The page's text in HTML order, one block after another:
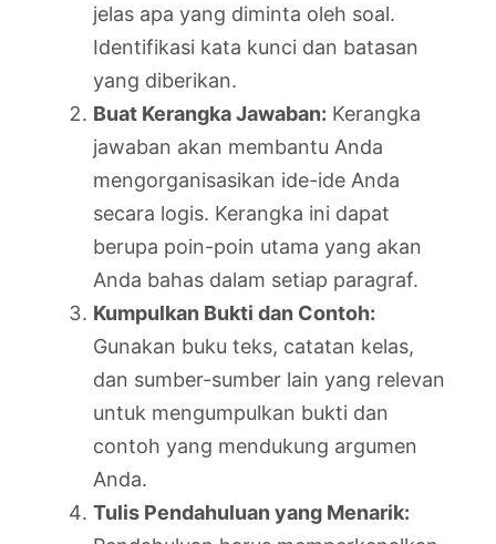
jelas apa yang diminta oleh soal.
Identifikasi kata kunci dan batasan
yang diberikan.
Buat Kerangka Jawaban: Kerangka
jawaban akan membantu Anda
mengorganisasikan ide-ide Anda
secara logis. Kerangka ini dapat
berupa poin-poin utama yang akan
Anda bahas dalam setiap paragraf.
Kumpulkan Bukti dan Contoh:
Gunakan buku teks, catatan kelas,
dan sumber-sumber lain yang relevan
untuk mengumpulkan bukti dan
contoh yang mendukung argumen
Anda.
Tulis Pendahuluan yang Menarik: